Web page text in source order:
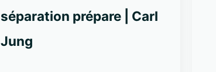
séparation prépare | Carl
Jung